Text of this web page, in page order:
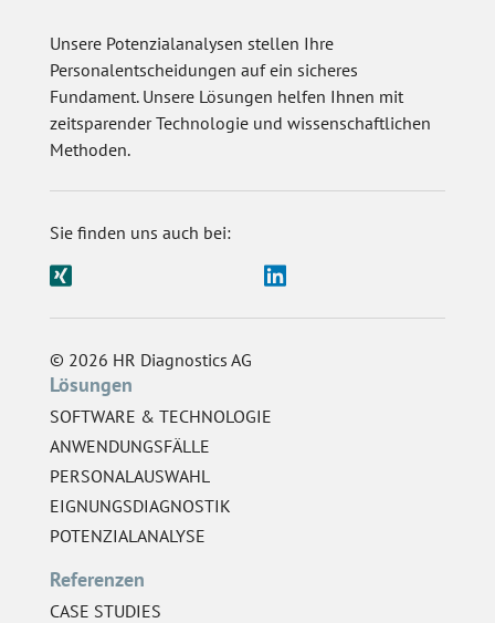
Unsere Potenzialanalysen stellen Ihre
Personalentscheidungen auf ein sicheres
Fundament. Unsere Lösungen helfen Ihnen mit
zeitsparender Technologie und wissenschaftlichen
Methoden.
Sie finden uns auch bei:
© 2026 HR Diagnostics AG
Lösungen
SOFTWARE & TECHNOLOGIE
ANWENDUNGSFÄLLE
PERSONALAUSWAHL
EIGNUNGSDIAGNOSTIK
POTENZIALANALYSE
Referenzen
CASE STUDIES